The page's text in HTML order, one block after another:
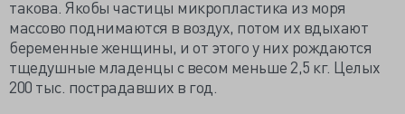
такова. Якобы частицы микропластика из моря
массово поднимаются в воздух, потом их вдыхают
беременные женщины, и от этого у них рождаются
тщедушные младенцы с весом меньше 2,5 кг. Целых
200 тыс. пострадавших в год.